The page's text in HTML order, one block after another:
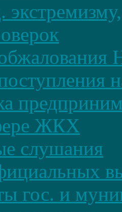
ЖКХ
слушания
гос. и